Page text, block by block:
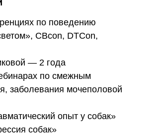
по поведению
CBcon, DTCon,
— 2 года
по смежным
заболевания мочеполовой
опыт у собак»
собак»